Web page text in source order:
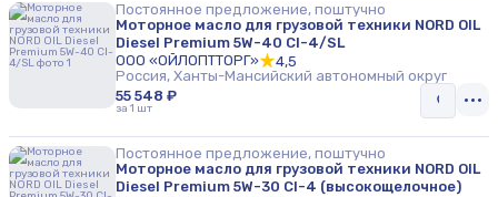
Постоянное предложение, поштучно
Моторное масло для грузовой техники NORD OIL
Diesel Premium 5W-40 CI-4/SL
ООО «ОЙЛОПТТОРГ»
4,5
Россия, Ханты-Мансийский автономный округ
55 548 ₽
за 1 шт
Постоянное предложение, поштучно
Моторное масло для грузовой техники NORD OIL
Diesel Premium 5W-30 CI-4 (высокощелочное)